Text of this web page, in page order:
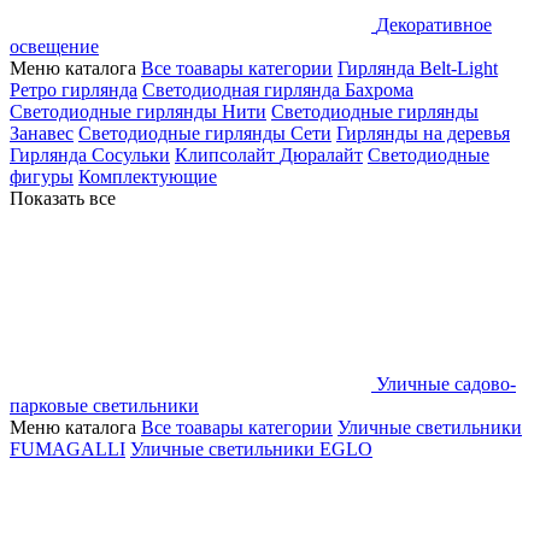
Декоративное
освещение
Меню каталога Все тоавары категории Гирлянда Belt-Light
Ретро гирлянда Светодиодная гирлянда Бахрома
Светодиодные гирлянды Нити Светодиодные гирлянды
Занавес Светодиодные гирлянды Сети Гирлянды на деревья
Гирлянда Сосульки Клипсолайт Дюралайт Светодиодные
фигуры Комплектующие
Показать все
Уличные садово-
парковые светильники
Меню каталога Все тоавары категории Уличные светильники
FUMAGALLI Уличные светильники EGLO